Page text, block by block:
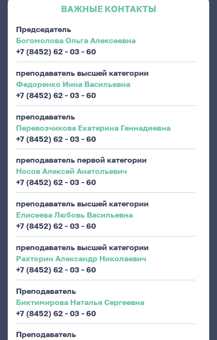
ВАЖНЫЕ КОНТАКТЫ
Председатель
Богомолова Ольга Алексеевна
+7 (8452) 62 - 03 - 60
преподаватель высшей категории
Федоренко Инна Васильевна
+7 (8452) 62 - 03 - 60
преподаватель
Перевозчикова Екатерина Геннадиевна
+7 (8452) 62 - 03 - 60
преподаватель первой категории
Носов Алексей Анатольевич
+7 (8452) 62 - 03 - 60
преподаватель высшей категории
Елисеева Любовь Васильевна
+7 (8452) 62 - 03 - 60
преподаватель высшей категории
Рахторин Александр Николаевич
+7 (8452) 62 - 03 - 60
Преподаватель
Биктимирова Наталья Сергеевна
+7 (8452) 62 - 03 - 60
Преподаватель